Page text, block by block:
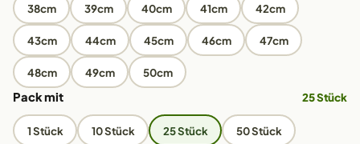
38cm 39cm 40cm 41cm 42cm
43cm 44cm 45cm 46cm 47cm
48cm 49cm 50cm
Pack mit 25 Stück
1 Stück 10 Stück 25 Stück 50 Stück